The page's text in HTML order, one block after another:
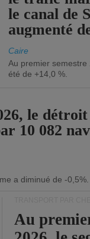
le canal de
augmenté
Caire
Au premier
été de +14,0 %.
le
10 082
a diminué de -0,5%.
Au